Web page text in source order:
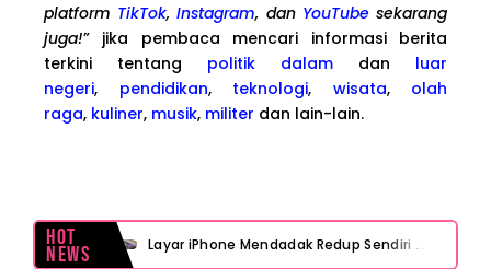
platform TikTok,Instagram, dan YouTubesekarang
juga!” jika pembaca mencari informasi berita
terkini tentang politik dalam dan luar
negeri, pendidikan, teknologi, wisata, olah
raga, kuliner, musik, militer dan lain-lain.
Hot
News Layar iPhone Mendadak Redup Sendiri Padahal Auto-Brightness Mati? Ini Penyebab & Solusinya!